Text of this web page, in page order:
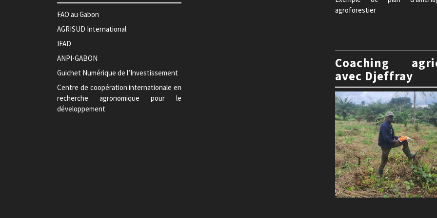
FAO au Gabon
AGRISUD International
IFAD
ANPI-GABON
Guichet Numérique de l’Investissement
Centre de coopération internationale en
recherche agronomique pour le
développement
agroforestier
Coaching
avec Djeffray